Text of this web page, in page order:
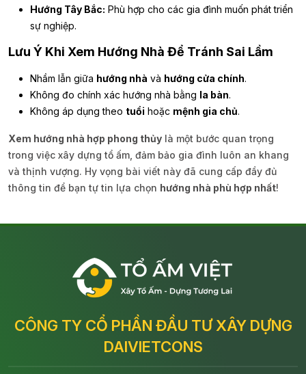
Hướng Tây Bắc: Phù hợp cho các gia đình muốn phát triển
sự nghiệp.
Lưu Ý Khi Xem Hướng Nhà Để Tránh Sai Lầm
Nhầm lẫn giữa hướng nhà và hướng cửa chính.
Không đo chính xác hướng nhà bằng la bàn.
Không áp dụng theo tuổi hoặc mệnh gia chủ.
Xem hướng nhà hợp phong thủy là một bước quan trọng
trong việc xây dựng tổ ấm, đảm bảo gia đình luôn an khang
và thịnh vượng. Hy vọng bài viết này đã cung cấp đầy đủ
thông tin để bạn tự tin lựa chọn hướng nhà phù hợp nhất!
CÔNG TY CỔ PHẦN ĐẦU TƯ XÂY DỰNG
DAIVIETCONS